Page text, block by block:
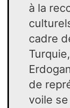
à la
cadre
de
voile